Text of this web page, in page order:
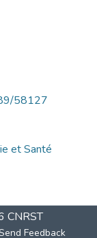
58127
et Santé
CNRST
Feedback